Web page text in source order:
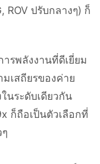
ROV ปรับกลางๆ) ก็
รพลังงานที่ดีเยี่ยม
เสถียรของค่าย
นระดับเดียวกัน
ก็ถือเป็นตัวเลือกที่